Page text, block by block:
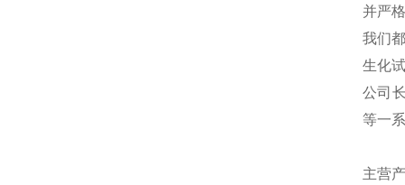
并严
我们
生化
公司
等一
主营